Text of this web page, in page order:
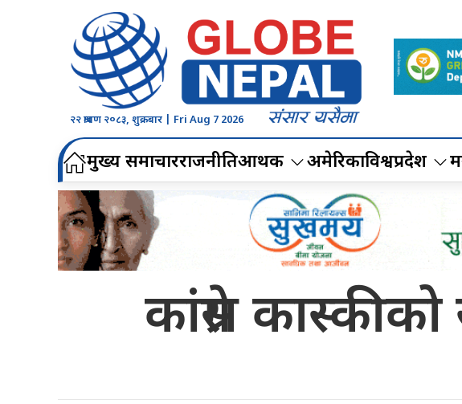
२२ श्रावण २०८३, शुक्रबार | Fri Aug 7 2026
मुख्य समाचारराजनीतिआर्थिक अमेरिकाविश्वप्रदेश
कांग्रेस